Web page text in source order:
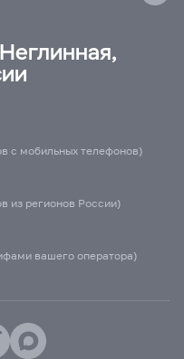
с мобильных телефонов)
из регионов России)
вашего оператора)